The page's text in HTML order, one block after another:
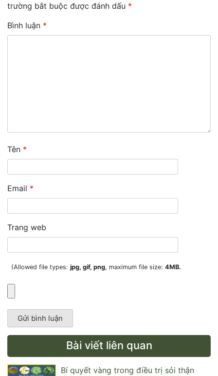
trường bắt buộc được đánh dấu *
Bình luận *
Tên *
Email *
Trang web
(Allowed file types: jpg, gif, png, maximum file size: 4MB.
Bài viết liên quan
Bí quyết vàng trong điều trị sỏi thận